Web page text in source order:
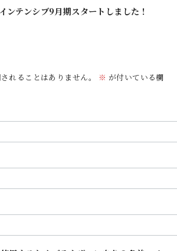
ンテンシブ9月期スタートしました！
れることはありません。 ※ が付いている欄